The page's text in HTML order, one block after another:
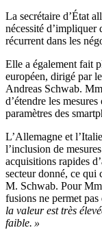
La secrétaire d’État
nécessité d’impliquer
récurrent dans les
Elle a également fait
européen, dirigé par
Andreas Schwab.
d’étendre les
paramètres des
L’Allemagne et
l’inclusion de
acquisitions rapides
secteur donné, ce qui
M. Schwab. Pour
fusions ne permet pas
la valeur est très
faible. »